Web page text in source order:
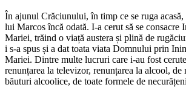
În ajunul Crăciunului, în timp ce se ruga acasă,
lui Marcos încă odată. I-a cerut să se consacre
Mariei, trăind o viață austera și plină de
i s-a spus și a dat toata viata Domnului prin
Mariei. Dintre multe lucruri care i-au fost
renunțarea la televizor, renunțarea la alcool, de
băuturi alcoolice, de toate formele de